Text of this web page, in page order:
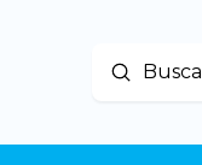
Buscar
Enviar